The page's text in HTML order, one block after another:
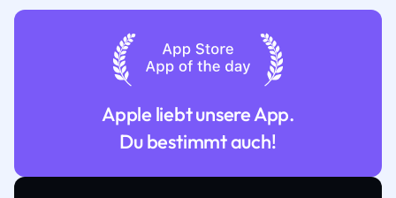
Apple liebt unsere App.
Du bestimmt auch!